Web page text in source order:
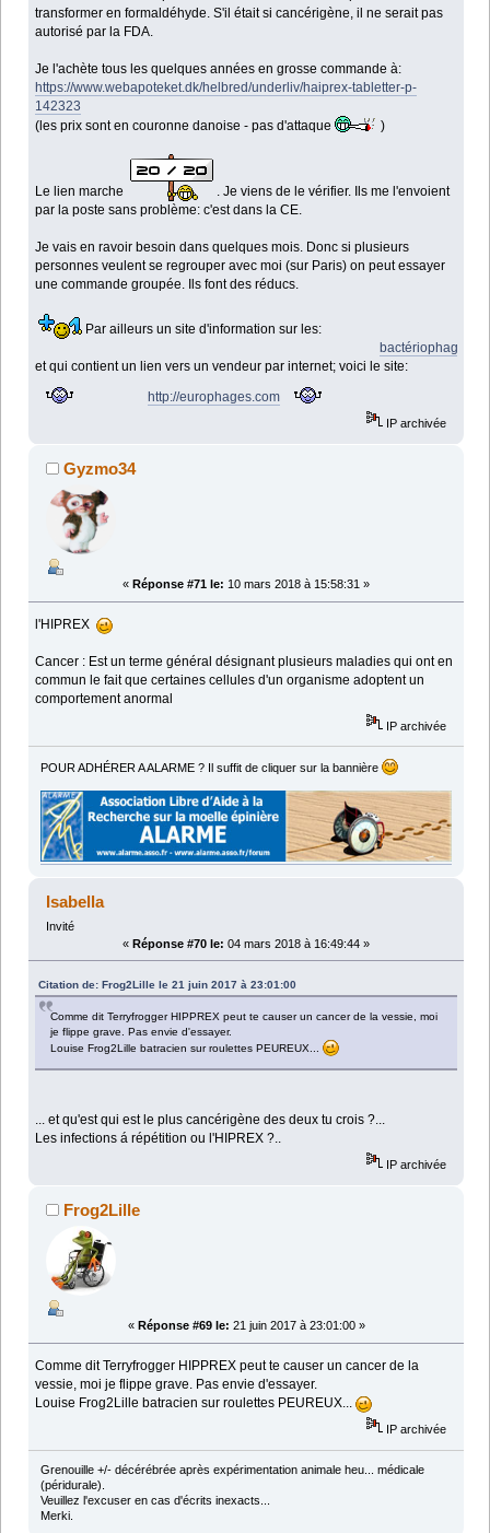
transformer en formaldéhyde. S'il était si cancérigène, il ne serait pas
autorisé par la FDA.
Je l'achète tous les quelques années en grosse commande à:
https://www.webapoteket.dk/helbred/underliv/haiprex-tabletter-p-
142323
(les prix sont en couronne danoise - pas d'attaque
)
Le lien marche
. Je viens de le vérifier. Ils me l'envoient
par la poste sans problème: c'est dans la CE.
Je vais en ravoir besoin dans quelques mois. Donc si plusieurs
personnes veulent se regrouper avec moi (sur Paris) on peut essayer
une commande groupée. Ils font des réducs.
Par ailleurs un site d'information sur les:
bactériophagiques
et qui contient un lien vers un vendeur par internet; voici le site:
http://europhages.com
IP archivée
Gyzmo34
« Réponse #71 le: 10 mars 2018 à 15:58:31 »
l'HIPREX
Cancer : Est un terme général désignant plusieurs maladies qui ont en
commun le fait que certaines cellules d'un organisme adoptent un
comportement anormal
IP archivée
POUR ADHÉRER A ALARME ? Il suffit de cliquer sur la bannière
Isabella
Invité
« Réponse #70 le: 04 mars 2018 à 16:49:44 »
Citation de: Frog2Lille le 21 juin 2017 à 23:01:00
Comme dit Terryfrogger HIPPREX peut te causer un cancer de la vessie, moi
je flippe grave. Pas envie d'essayer.
Louise Frog2Lille batracien sur roulettes PEUREUX...
... et qu'est qui est le plus cancérigène des deux tu crois ?...
Les infections á répétition ou l'HIPREX ?..
IP archivée
Frog2Lille
« Réponse #69 le: 21 juin 2017 à 23:01:00 »
Comme dit Terryfrogger HIPPREX peut te causer un cancer de la
vessie, moi je flippe grave. Pas envie d'essayer.
Louise Frog2Lille batracien sur roulettes PEUREUX...
IP archivée
Grenouille +/- décérébrée après expérimentation animale heu... médicale
(péridurale).
Veuillez l'excuser en cas d'écrits inexacts...
Merki.